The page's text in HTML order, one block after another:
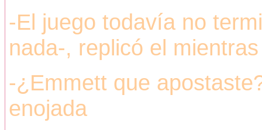
-El juego todavía no
nada-, replicó el
-¿Emmett que
enojada